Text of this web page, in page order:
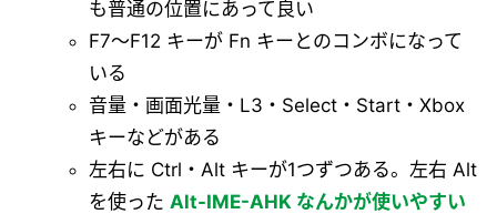
も普通の位置にあって良い
F7～F12 キーが Fn キーとのコンボになって
いる
音量・画面光量・L3・Select・Start・Xbox
キーなどがある
左右に Ctrl・Alt キーが1つずつある。左右 Alt
を使った Alt-IME-AHK なんかが使いやすい